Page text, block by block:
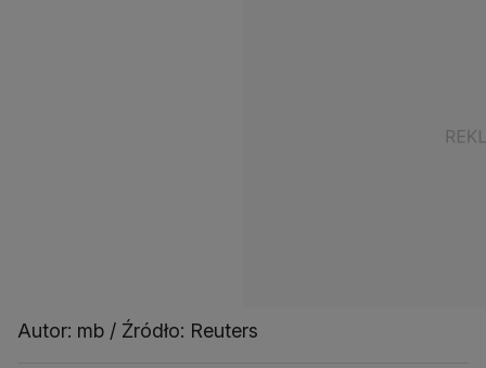
Autor: mb / Źródło: Reuters